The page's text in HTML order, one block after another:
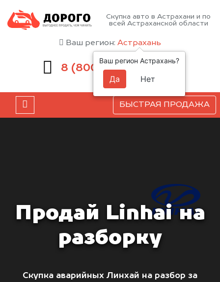
Скупка авто в Астрахани и по
всей Астраханской области
Ваш регион: Астрахань
8 (800)551-81-15
БЫСТРАЯ ПРОДАЖА
Продай Linhai на
разборку
Скупка аварийных Линхай на разбор за
Ваш регион Астрахань?
Да Нет